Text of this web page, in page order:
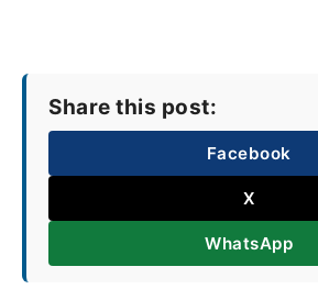
Share this post:
Facebook
X
WhatsApp